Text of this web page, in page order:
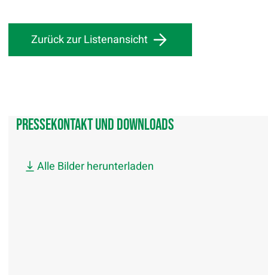
Zurück zur Listenansicht
Pressekontakt und Downloads
Alle Bilder herunterladen